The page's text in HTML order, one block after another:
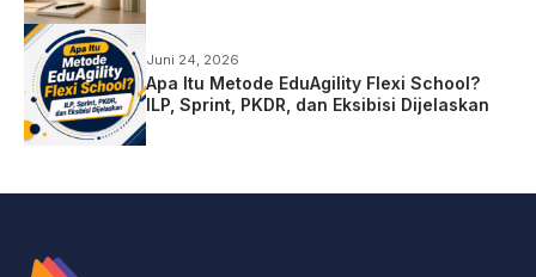
Juni 24, 2026
Apa Itu Metode EduAgility Flexi School?
ILP, Sprint, PKDR, dan Eksibisi Dijelaskan